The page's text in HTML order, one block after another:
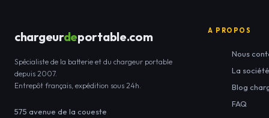
chargeurdeportable.com
Spécialiste de la batterie et du chargeur portable
depuis 2007.
Entrepôt français, expédition sous 24h.
575 avenue de la coueste
A PROPOS
Nous
La
Blog
FAQ